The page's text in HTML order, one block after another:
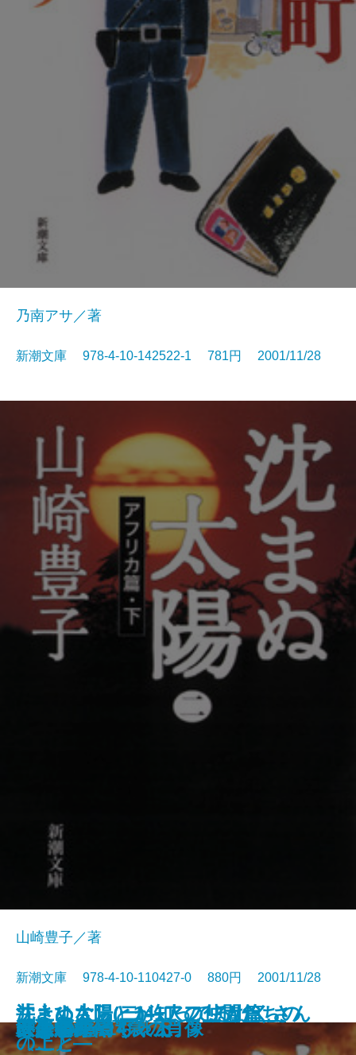
剣の天地〔上〕
剣の天地〔下〕
沈まぬ太陽(三)―御巣鷹山篇―
沈まぬ太陽(四)―会長室篇〔上〕―
沈まぬ太陽(五)―会長室篇〔下〕―
からくりからくさ
井上ひさしと141人の仲間たちの
作文教室
偶然の音楽
ボクの町
乃南アサ／著
新潮文庫 978-4-10-142522-1 781円 2001/11/28
沈まぬ太陽(二)―アフリカ篇
〔下〕―
山崎豊子／著
新潮文庫 978-4-10-110427-0 880円 2001/11/28
沈まぬ太陽(一)―アフリカ篇
〔上〕―
ぼくの小鳥ちゃん
堪忍箱
「少年A」14歳の肖像
天保悪党伝
「さよなら」が知ってるたくさん
のこと
いよよ華やぐ〔上〕
いよよ華やぐ〔下〕
ジオラマ
安楽病棟